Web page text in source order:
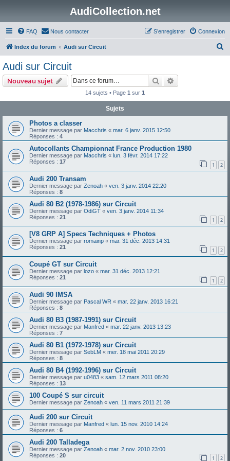
AudiCollection.net
FAQ Nous contacter Connexion
S’enregistrer
Index du forum Audi sur Circuit
Audi sur Circuit
Nouveau sujet Rechercher
14 sujets • Page 1 sur 1
Sujets
Photos a classer
Dernier message par Macchris « mar. 6 janv. 2015 12:50
Réponses : 4
Autocollants Championnat France Production 1980
Dernier message par Macchris « lun. 3 févr. 2014 17:22
Réponses : 17 1 2
Audi 200 Transam
Dernier message par Zenoah « ven. 3 janv. 2014 22:20
Réponses : 8
Audi 80 B2 (1978-1986) sur Circuit
Dernier message par OdiGT « ven. 3 janv. 2014 11:34
Réponses : 21 1 2
[V8 GRP A] Specs Techniques + Photos
Dernier message par romainp « mar. 31 déc. 2013 14:31
Réponses : 21 1 2
Coupé GT sur Circuit
Dernier message par lozo « mar. 31 déc. 2013 12:21
Réponses : 21 1 2
Audi 90 IMSA
Dernier message par Pascal WR « mar. 22 janv. 2013 16:21
Réponses : 8
Audi 80 B3 (1987-1991) sur Circuit
Dernier message par Manfred « mar. 22 janv. 2013 13:23
Réponses : 7
Audi 80 B1 (1972-1978) sur Circuit
Dernier message par SebLM « mer. 18 mai 2011 20:29
Réponses : 8
Audi 80 B4 (1992-1996) sur Circuit
Dernier message par u0483 « sam. 12 mars 2011 08:20
Réponses : 13
100 Coupé S sur circuit
Dernier message par Zenoah « ven. 11 mars 2011 21:39
Audi 200 sur Circuit
Dernier message par Manfred « lun. 15 nov. 2010 14:24
Réponses : 6
Audi 200 Talladega
Dernier message par Zenoah « mar. 2 nov. 2010 23:00
Réponses : 20 1 2